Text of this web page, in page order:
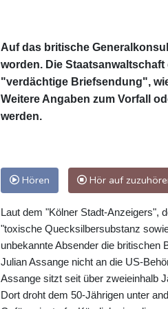
Auf das britische
worden. Die
"verdächtige Briefsendung",
Weitere Angaben zum Vorfall
werden.
Hören Hör auf
Laut dem "Kölner Stadt-Anzeigers",
"toxische Quecksilbersubstanz
unbekannte Absender die britischen
Julian Assange nicht an die US-
Assange sitzt seit über zweieinhalb
Dort droht dem 50-Jährigen unter